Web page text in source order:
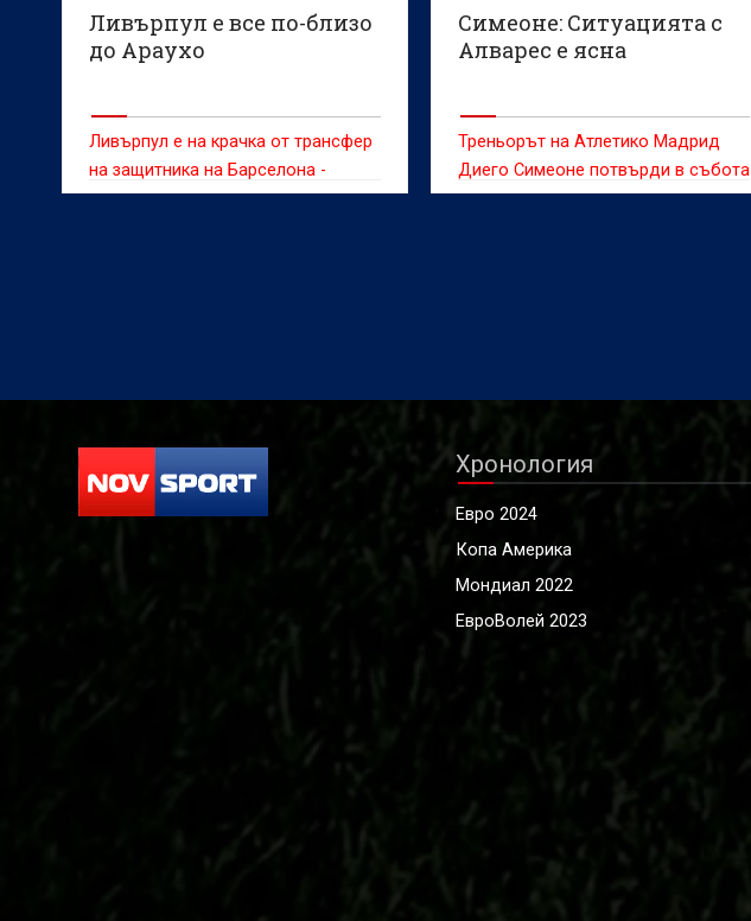
Ливърпул е все по-близо
до Араухо
Ливърпул е на крачка от трансфер
на защитника на Барселона -
Роналд Араужо, съобщава Sky
Симеоне: Ситуацията с
Алварес е ясна
Треньорът на Атлетико Мадрид
Диего Симеоне потвърди в събота
решимостта на клуба да не
Хронология
Евро 2024
Копа Америка
Мондиал 2022
ЕвроВолей 2023